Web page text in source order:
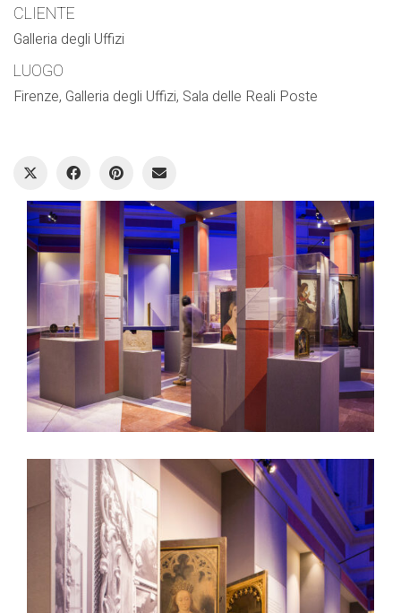
CLIENTE
Galleria degli Uffizi
LUOGO
Firenze, Galleria degli Uffizi, Sala delle Reali Poste